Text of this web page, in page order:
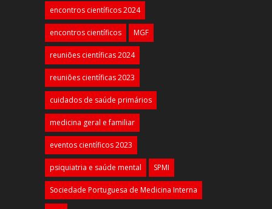
encontros científicos 2024
encontros científicos MGF
reuniões científicas 2024
reuniões científicas 2023
cuidados de saúde primários
medicina geral e familiar
eventos científicos 2023
psiquiatria e saúde mental SPMI
Sociedade Portuguesa de Medicina Interna